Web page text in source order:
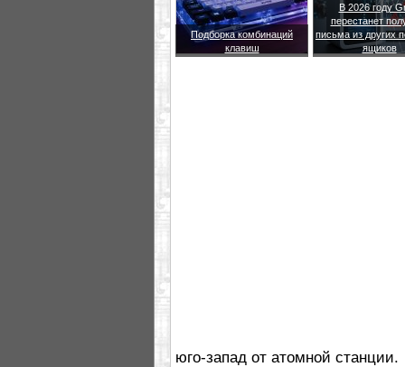
Подборка комбинаций
клавиш
В 2026 году
перестанет
письма из других
ящиков
юго-запад от атомной станции.